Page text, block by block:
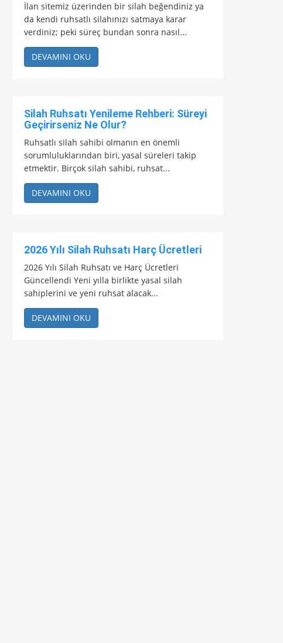
İlan sitemiz üzerinden bir silah beğendiniz ya
da kendi ruhsatlı silahınızı satmaya karar
verdiniz; peki süreç bundan sonra nasıl...
DEVAMINI OKU
Silah Ruhsatı Yenileme Rehberi: Süreyi
Geçirirseniz Ne Olur?
Ruhsatlı silah sahibi olmanın en önemli
sorumluluklarından biri, yasal süreleri takip
etmektir. Birçok silah sahibi, ruhsat...
DEVAMINI OKU
2026 Yılı Silah Ruhsatı Harç Ücretleri
2026 Yılı Silah Ruhsatı ve Harç Ücretleri
Güncellendi Yeni yılla birlikte yasal silah
sahiplerini ve yeni ruhsat alacak...
DEVAMINI OKU